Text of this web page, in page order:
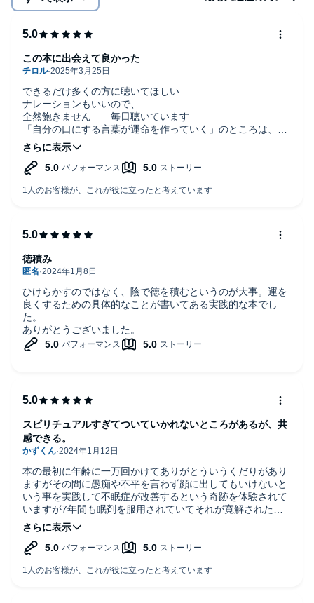
※本商品は『世の中の運がよくなる方法を試してみた』
240頁 1400円(税別)]をオーディオ化したものです。©2020
Tsuyuki Sakuraba
できるだけ多くの方に聴いてほしい
ナレーションもいいので、
全然飽きません 毎日聴いています
「自分の口にする言葉が運命を作っていく」のところは、特
にお気に入りです
この本に出会えて良かった
ひけらかすのではなく、陰で徳を積むというのが大事。運を
良くするための具体的なことが書いてある実践的な本でし
た。
ありがとうございました。
徳積み
本の最初に年齢に一万回かけてありがとういうくだりがあり
ますがその間に愚痴や不平を言わず顔に出してもいけないと
いう事を実践して不眠症が改善するという奇跡を体験されて
いますが7年間も眠剤を服用されていてそれが寛解された事
は素晴らしいですね。
「ありがとう」という感謝の言葉には本人にその気持ちが無
くても言葉を発することによりのオキシトンやセロトニンな
をもたらしたとおもいます。トイレ掃除や人の悪口は言わな
スピリチュアルすぎてついていかれないところがあるが、共
感できる。